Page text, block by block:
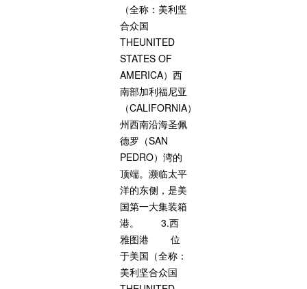
（全称：美利坚
合众国
THEUNITED
STATES OF
AMERICA）西
南部加利福尼亚
（CALIFORNIA）
州西南沿海圣佩
德罗（SAN
PEDRO）湾的
顶端。濒临太平
洋的东侧，是美
国第一大集装箱
港。 3.西
雅图港 位
于美国（全称：
美利坚合众国